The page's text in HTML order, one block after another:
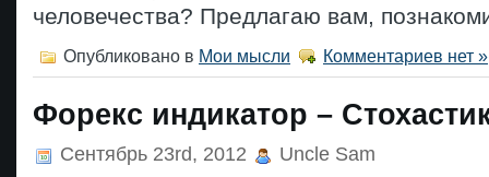
человечества? Предлагаю вам,
Опубликовано в Мои мысли Комментариев нет »
Форекс индикатор –
Сентябрь 23rd, 2012 Uncle Sam